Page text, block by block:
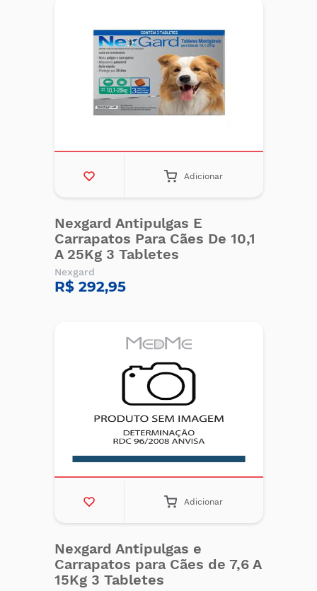
Adicionar
Nexgard Antipulgas E
Carrapatos Para Cães De 10,1
A 25Kg 3 Tabletes
Nexgard
R$ 292,95
Adicionar
Nexgard Antipulgas e
Carrapatos para Cães de 7,6 A
15Kg 3 Tabletes